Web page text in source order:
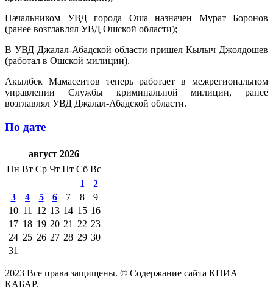
Начальником УВД города Оша назначен Мурат Боронов
(ранее возглавлял УВД Ошской области);
В УВД Джалал-Абадской области пришел Кылыч Джолдошев
(работал в Ошской милиции).
Акылбек Мамасеитов теперь работает в межрегиональном
управлении Службы криминальной милиции, ранее
возглавлял УВД Джалал-Абадской области.
По дате
август 2026
Пн Вт Ср Чт Пт Сб Вс
1
2
3
4 5 6 7 8
9
10 11 12 13 14 15 16
17 18 19 20 21 22 23
24 25 26 27 28 29 30
31
2023 Все права защищены. © Содержание сайта КНИА
КАБАР.